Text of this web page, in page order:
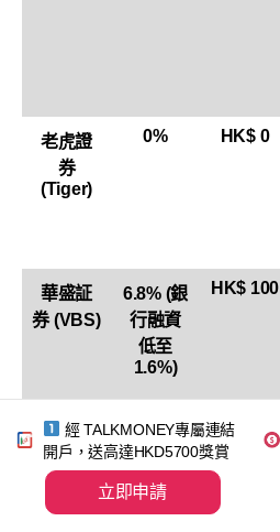
老虎證
券
(Tiger)
0% HK$ 0
華盛証
券 (VBS)
6.8% (銀
行融資
低至
1.6%)
HK$ 100
HK$ 100,000
經 TALKMONEY專屬連結
開戶，送高達HKD5700獎賞
立即申請